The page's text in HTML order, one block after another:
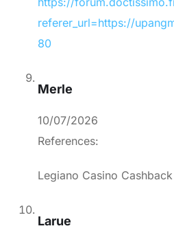
referer_url=https://
80
Merle
10/07/2026
References:
Legiano Casino Cashback
Larue